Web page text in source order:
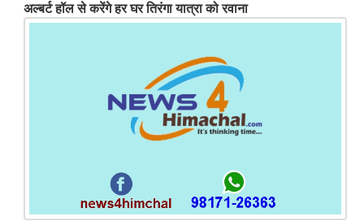
अल्बर्ट हॉल से करेंगे हर ​घर तिरंगा यात्रा को रवाना